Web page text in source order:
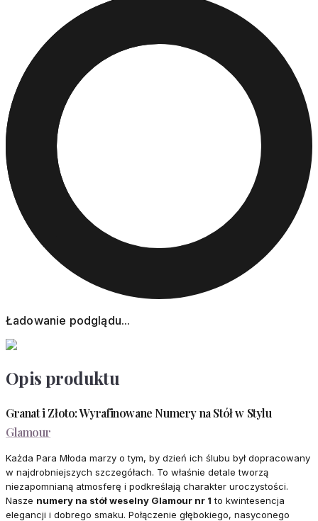
Ładowanie podglądu...
Opis produktu
Granat i Złoto: Wyrafinowane Numery na Stół w Stylu
Glamour
Każda Para Młoda marzy o tym, by dzień ich ślubu był dopracowany
w najdrobniejszych szczegółach. To właśnie detale tworzą
niezapomnianą atmosferę i podkreślają charakter uroczystości.
Nasze numery na stół weselny Glamour nr 1 to kwintesencja
elegancji i dobrego smaku. Połączenie głębokiego, nasyconego